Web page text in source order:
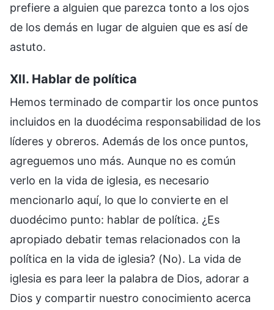
prefiere a alguien que parezca tonto a los ojos
de los demás en lugar de alguien que es así de
astuto.
XII. Hablar de política
Hemos terminado de compartir los once puntos
incluidos en la duodécima responsabilidad de los
líderes y obreros. Además de los once puntos,
agreguemos uno más. Aunque no es común
verlo en la vida de iglesia, es necesario
mencionarlo aquí, lo que lo convierte en el
duodécimo punto: hablar de política. ¿Es
apropiado debatir temas relacionados con la
política en la vida de iglesia? (No). La vida de
iglesia es para leer la palabra de Dios, adorar a
Dios y compartir nuestro conocimiento acerca